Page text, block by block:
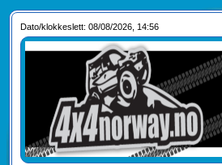
Dato/klokkeslett: 08/08/2026, 14:56